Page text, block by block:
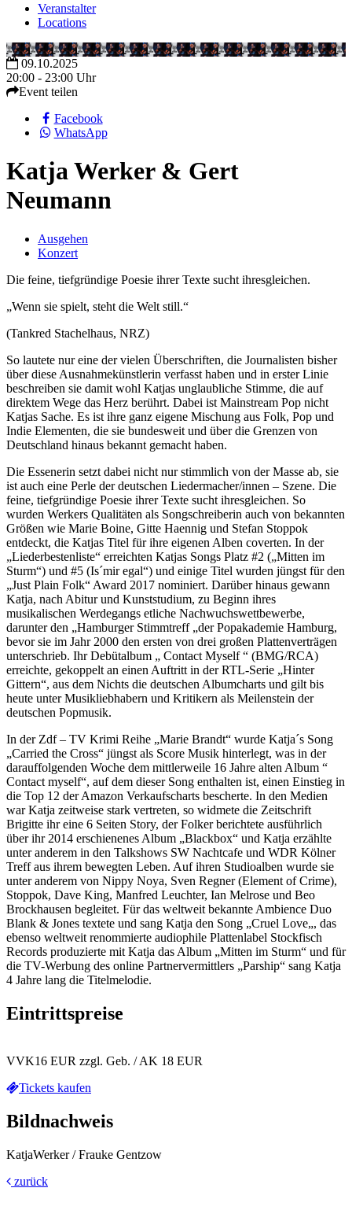
Veranstalter
Locations
09.10.2025
20:00 - 23:00 Uhr
Event teilen
Facebook
WhatsApp
Katja Werker & Gert
Neumann
Ausgehen
Konzert
Die feine, tiefgründige Poesie ihrer Texte sucht ihresgleichen.
„Wenn sie spielt, steht die Welt still.“
(Tankred Stachelhaus, NRZ)
So lautete nur eine der vielen Überschriften, die Journalisten bisher
über diese Ausnahmekünstlerin verfasst haben und in erster Linie
beschreiben sie damit wohl Katjas unglaubliche Stimme, die auf
direktem Wege das Herz berührt. Dabei ist Mainstream Pop nicht
Katjas Sache. Es ist ihre ganz eigene Mischung aus Folk, Pop und
Indie Elementen, die sie bundesweit und über die Grenzen von
Deutschland hinaus bekannt gemacht haben.
Die Essenerin setzt dabei nicht nur stimmlich von der Masse ab, sie
ist auch eine Perle der deutschen Liedermacher/innen – Szene. Die
feine, tiefgründige Poesie ihrer Texte sucht ihresgleichen. So
wurden Werkers Qualitäten als Songschreiberin auch von bekannten
Größen wie Marie Boine, Gitte Haennig und Stefan Stoppok
entdeckt, die Katjas Titel für ihre eigenen Alben coverten. In der
„Liederbestenliste“ erreichten Katjas Songs Platz #2 („Mitten im
Sturm“) und #5 (Is´mir egal“) und einige Titel wurden jüngst für den
„Just Plain Folk“ Award 2017 nominiert. Darüber hinaus gewann
Katja, nach Abitur und Kunststudium, zu Beginn ihres
musikalischen Werdegangs etliche Nachwuchswettbewerbe,
darunter den „Hamburger Stimmtreff „der Popakademie Hamburg,
bevor sie im Jahr 2000 den ersten von drei großen Plattenverträgen
unterschrieb. Ihr Debütalbum „ Contact Myself “ (BMG/RCA)
erreichte, gekoppelt an einen Auftritt in der RTL-Serie „Hinter
Gittern“, aus dem Nichts die deutschen Albumcharts und gilt bis
heute unter Musikliebhabern und Kritikern als Meilenstein der
deutschen Popmusik.
In der Zdf – TV Krimi Reihe „Marie Brandt“ wurde Katja´s Song
„Carried the Cross“ jüngst als Score Musik hinterlegt, was in der
darauffolgenden Woche dem mittlerweile 16 Jahre alten Album “
Contact myself“, auf dem dieser Song enthalten ist, einen Einstieg in
die Top 12 der Amazon Verkaufscharts bescherte. In den Medien
war Katja zeitweise stark vertreten, so widmete die Zeitschrift
Brigitte ihr eine 6 Seiten Story, der Folker berichtete ausführlich
über ihr 2014 erschienenes Album „Blackbox“ und Katja erzählte
unter anderem in den Talkshows SW Nachtcafe und WDR Kölner
Treff aus ihrem bewegten Leben. Auf ihren Studioalben wurde sie
unter anderem von Nippy Noya, Sven Regner (Element of Crime),
Stoppok, Dave King, Manfred Leuchter, Ian Melrose und Beo
Brockhausen begleitet. Für das weltweit bekannte Ambience Duo
Blank & Jones textete und sang Katja den Song „Cruel Love„, das
ebenso weltweit renommierte audiophile Plattenlabel Stockfisch
Records produzierte mit Katja das Album „Mitten im Sturm“ und für
die TV-Werbung des online Partnervermittlers „Parship“ sang Katja
4 Jahre lang die Titelmelodie.
Eintrittspreise
VVK16 EUR zzgl. Geb. / AK 18 EUR
Tickets kaufen
Bildnachweis
KatjaWerker / Frauke Gentzow
zurück